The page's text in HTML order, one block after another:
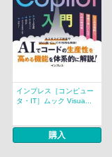
インプレス［コンピュー
タ・IT］ムック Visua...
購入